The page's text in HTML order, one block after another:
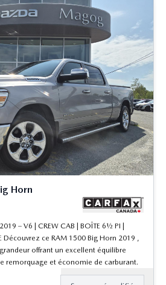
Horn
– V6 | CREW CAB | BOÎTE 6½ PI |
Découvrez ce RAM 1500 Big Horn 2019 ,
offrant un excellent équilibre
remorquage et économie de carburant.